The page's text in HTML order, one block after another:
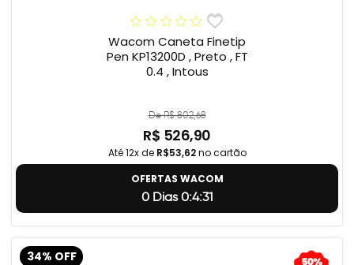
Wacom Caneta Finetip
Pen KP13200D , Preto , FT
0.4 , Intous
De R$ 802,68
R$ 526,90
Até 12x de R$53,62no cartão
OFERTAS WACOM
0 Dias 0:4:31
34% OFF